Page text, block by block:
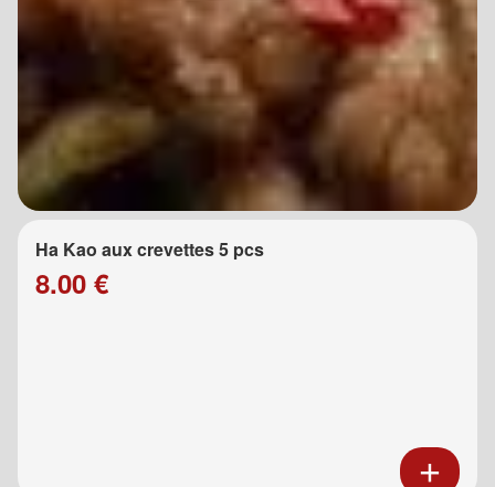
Ha Kao aux crevettes 5 pcs
8.00 €